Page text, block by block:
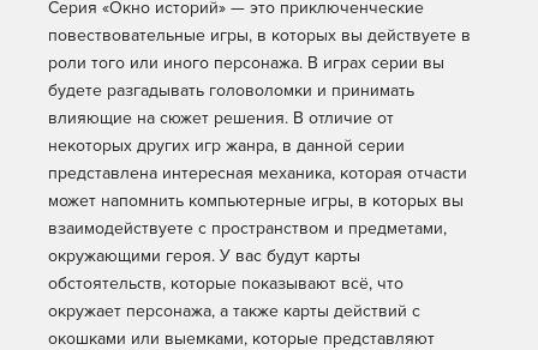
Серия «Окно историй» — это приключенческие
повествовательные игры, в которых вы действуете в
роли того или иного персонажа. В играх серии вы
будете разгадывать головоломки и принимать
влияющие на сюжет решения. В отличие от
некоторых других игр жанра, в данной серии
представлена интересная механика, которая отчасти
может напомнить компьютерные игры, в которых вы
взаимодействуете с пространством и предметами,
окружающими героя. У вас будут карты
обстоятельств, которые показывают всё, что
окружает персонажа, а также карты действий с
окошками или выемками, которые представляют